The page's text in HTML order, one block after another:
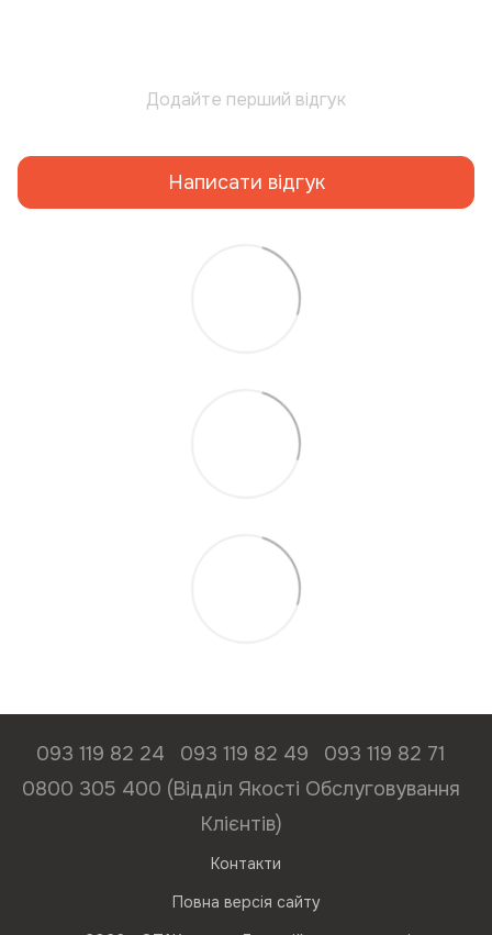
Додайте перший відгук
Написати відгук
093 119 82 24 093 119 82 49
093 119 82 71
0800 305 400 (Відділ Якості Обслуговування
Клієнтів)
Контакти
Повна версія сайту